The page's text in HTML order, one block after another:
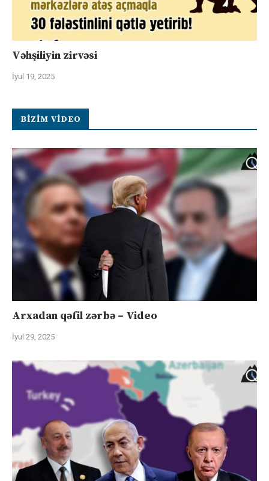
Vəhşiliyin zirvəsi
İyul 19, 2025
BIZIM VIDEO
Arxadan qəfil zərbə – Video
İyul 29, 2025